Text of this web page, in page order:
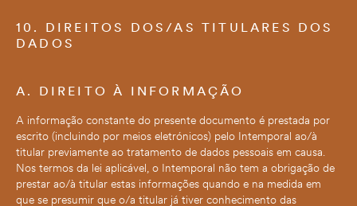
10. DIREITOS DOS/AS TITULARES DOS
DADOS
A. DIREITO À INFORMAÇÃO
A informação constante do presente documento é prestada por
escrito (incluindo por meios eletrónicos) pelo Intemporal ao/à
titular previamente ao tratamento de dados pessoais em causa.
Nos termos da lei aplicável, o Intemporal não tem a obrigação de
prestar ao/à titular estas informações quando e na medida em
que se presumir que o/a titular já tiver conhecimento das